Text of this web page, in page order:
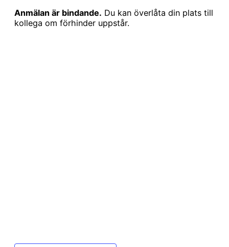
Anmälan är bindande. Du kan överlåta din plats till
kollega om förhinder uppstår.